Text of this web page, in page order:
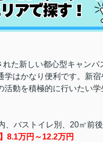
た新しい都心型キャン
はかなり便利です。新
動を積極的に行いたい
バストイレ別、20㎡前
8.1万円～12.2万円